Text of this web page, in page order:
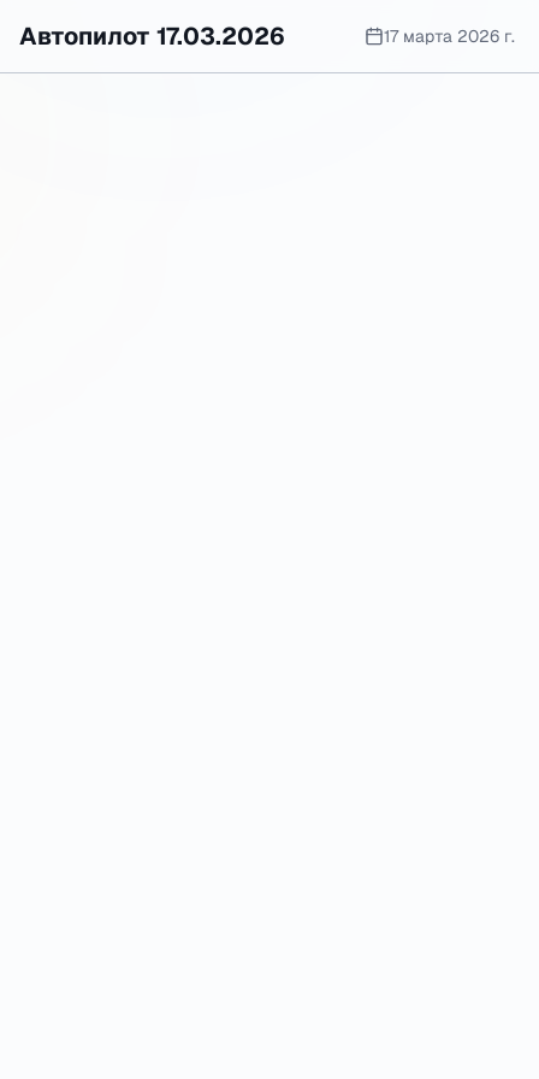
Автопилот 17.03.2026 17 марта 2026 г.